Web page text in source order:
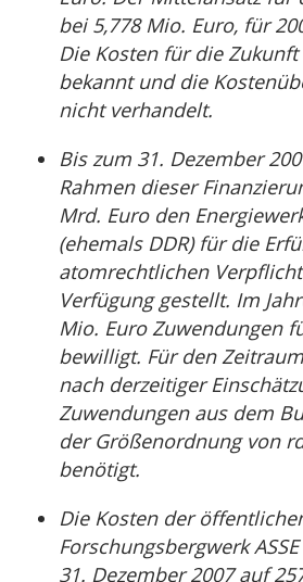
bei 5,778 Mio. Euro, für
Die Kosten für die
bekannt und die
nicht verhandelt.
Bis zum 31. Dezember
Rahmen dieser
Mrd. Euro den
(ehemals DDR) für die
atomrechtlichen
Verfügung gestellt. Im
Mio. Euro Zuwendungen
bewilligt. Für den
nach derzeitiger
Zuwendungen aus dem
der Größenordnung von
benötigt.
Die Kosten der
Forschungsbergwerk
31. Dezember 2007 auf